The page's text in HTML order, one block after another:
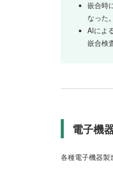
嵌合時
なった
AIによ
嵌合検
電子機
各種電子機器製